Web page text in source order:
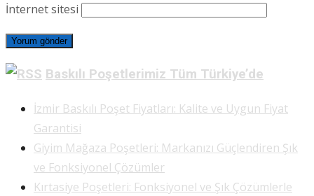
İnternet sitesi
Baskılı Poşetlerimiz Tüm Türkiye’de
İzmir Baskılı Poşet Fiyatları: Kalite ve Uygun Fiyat
Garantisi
Giyim Mağaza Poşetleri: Markanızı Güçlendiren Şık
ve Fonksiyonel Çözümler
Kırtasiye Poşetleri: Fonksiyonel ve Şık Çözümlerle